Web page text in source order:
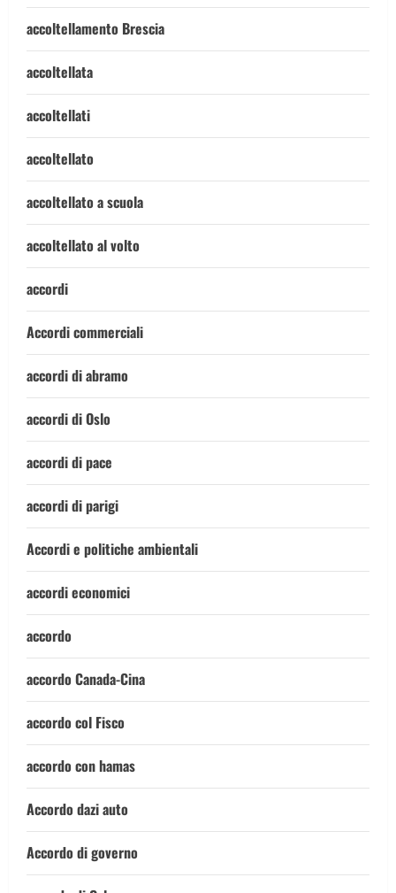
accoltellamento Brescia
accoltellata
accoltellati
accoltellato
accoltellato a scuola
accoltellato al volto
accordi
Accordi commerciali
accordi di abramo
accordi di Oslo
accordi di pace
accordi di parigi
Accordi e politiche ambientali
accordi economici
accordo
accordo Canada-Cina
accordo col Fisco
accordo con hamas
Accordo dazi auto
Accordo di governo